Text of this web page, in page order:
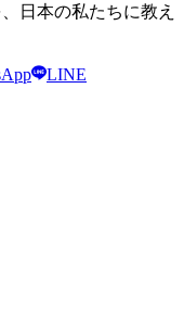
日本の私たちに教え
LINE